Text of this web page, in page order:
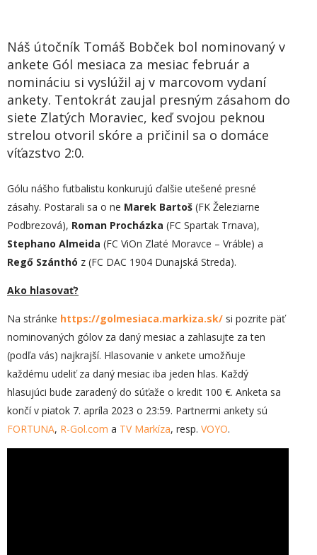
Náš útočník Tomáš Bobček bol nominovaný v
ankete Gól mesiaca za mesiac február a
nomináciu si vyslúžil aj v marcovom vydaní
ankety. Tentokrát zaujal presným zásahom do
siete Zlatých Moraviec, keď svojou peknou
strelou otvoril skóre a pričinil sa o domáce
víťazstvo 2:0.
Gólu nášho futbalistu konkurujú ďalšie utešené presné
zásahy. Postarali sa o ne Marek Bartoš (FK Železiarne
Podbrezová), Roman Procházka (FC Spartak Trnava),
Stephano Almeida (FC ViOn Zlaté Moravce – Vráble) a
Regő Szánthó z (FC DAC 1904 Dunajská Streda).
Ako hlasovať?
Na stránke https://golmesiaca.markiza.sk/ si pozrite päť
nominovaných gólov za daný mesiac a zahlasujte za ten
(podľa vás) najkrajší. Hlasovanie v ankete umožňuje
každému udeliť za daný mesiac iba jeden hlas. Každý
hlasujúci bude zaradený do súťaže o kredit 100 €. Anketa sa
končí v piatok 7. apríla 2023 o 23:59. Partnermi ankety sú
FORTUNA, R-Gol.com a TV Markíza, resp. VOYO.